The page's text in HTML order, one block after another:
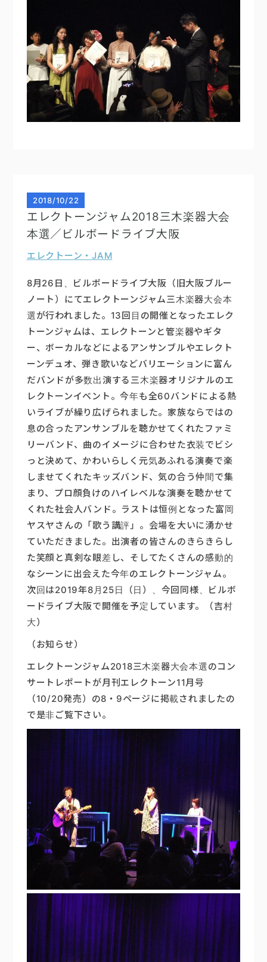
2018/10/22
エレクトーンジャム2018三木楽器大会
本選／ビルボードライブ大阪
エレクトーン・JAM
8月26日、ビルボードライブ大阪（旧大阪ブルー
ノート）にてエレクトーンジャム三木楽器大会本
選が行われました。13回目の開催となったエレク
トーンジャムは、エレクトーンと管楽器やギタ
ー、ボーカルなどによるアンサンブルやエレクト
ーンデュオ、弾き歌いなどバリエーションに富ん
だバンドが多数出演する三木楽器オリジナルのエ
レクトーンイベント。今年も全60バンドによる熱
いライブが繰り広げられました。家族ならではの
息の合ったアンサンブルを聴かせてくれたファミ
リーバンド、曲のイメージに合わせた衣装でビシ
っと決めて、かわいらしく元気あふれる演奏で楽
しませてくれたキッズバンド、気の合う仲間で集
まり、プロ顔負けのハイレベルな演奏を聴かせて
くれた社会人バンド。ラストは恒例となった富岡
ヤスヤさんの「歌う講評」。会場を大いに湧かせ
ていただきました。出演者の皆さんのきらきらし
た笑顔と真剣な眼差し、そしてたくさんの感動的
なシーンに出会えた今年のエレクトーンジャム。
次回は2019年8月25日（日）、今回同様、ビルボ
ードライブ大阪で開催を予定しています。（吉村
大）
（お知らせ）
エレクトーンジャム2018三木楽器大会本選のコン
サートレポートが月刊エレクトーン11月号
（10/20発売）の8・9ページに掲載されましたの
で是非ご覧下さい。